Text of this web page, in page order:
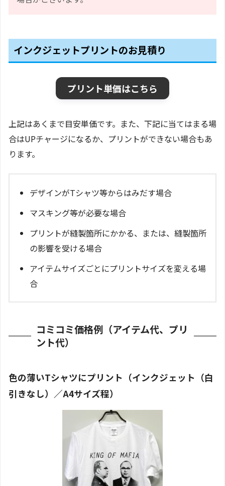
インクジェットプリントのお見積り
プリント単価はこちら
上記はあくまで目安単価です。また、下記に当てはまる場
合はUPチャージになるか、プリントができない場合もあ
ります。
デザインがTシャツ等からはみだす場合
マスキング等が必要な場合
プリントが縫製箇所にかかる、または、縫製箇所
の影響を受ける場合
アイテムサイズごとにプリントサイズを変える場
合
コミコミ価格例（アイテム代、プリ
ント代）
色の薄いTシャツにプリント（インクジェット（白
引きなし）／A4サイズ程）